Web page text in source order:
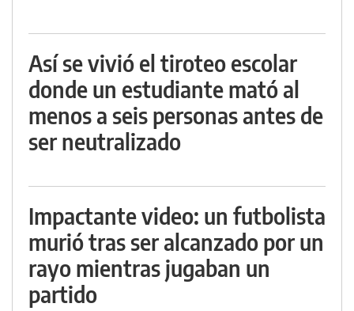
Así se vivió el tiroteo escolar
donde un estudiante mató al
menos a seis personas antes de
ser neutralizado
Impactante video: un futbolista
murió tras ser alcanzado por un
rayo mientras jugaban un
partido